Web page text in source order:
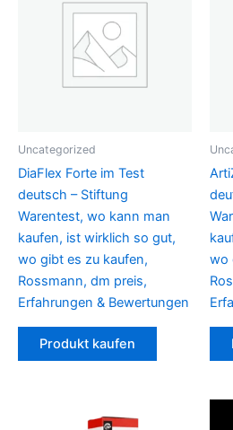
Uncategorized
DiaFlex Forte im Test
deutsch – Stiftung
Warentest, wo kann man
kaufen, ist wirklich so gut,
wo gibt es zu kaufen,
Rossmann, dm preis,
Erfahrungen & Bewertungen
Produkt kaufen
wo